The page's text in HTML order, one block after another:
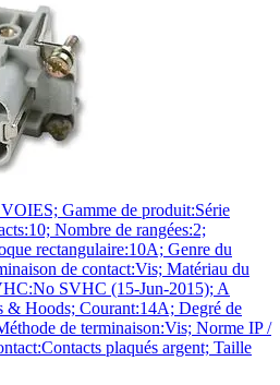
Gamme de produit:Série
Nombre de rangées:2;
rectangulaire:10A; Genre du
de contact:Vis; Matériau du
SVHC (15-Jun-2015); A
& Hoods; Courant:14A; Degré de
de terminaison:Vis; Norme IP /
plaqués argent; Taille